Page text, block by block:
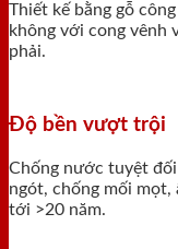
Thiết kế bằng gỗ
không với cong vênh
phải.
Độ bền vượt trội
Chống nước tuyệt
ngót, chống mối mọt,
tới >20 năm.